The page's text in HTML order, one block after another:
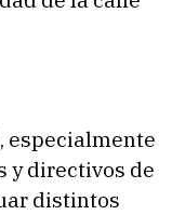
especialmente
y directivos de
distintos